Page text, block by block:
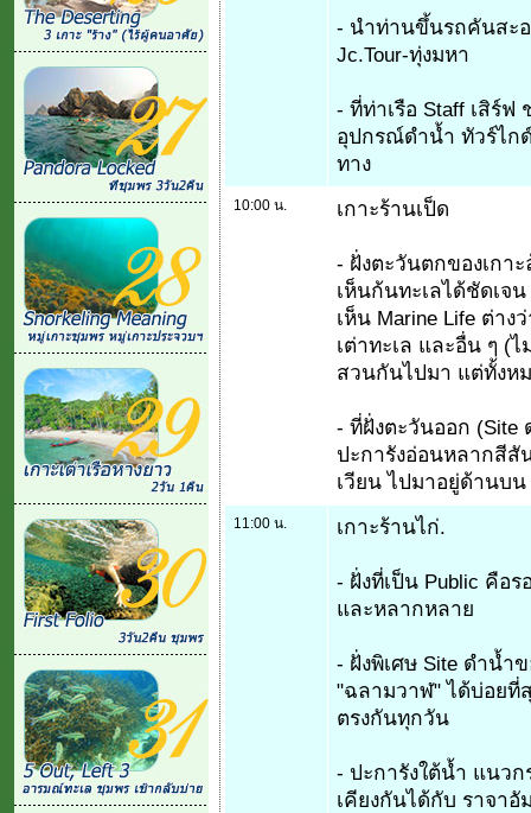
- นำท่านขึ้นรถคันสะอ
Jc.Tour-ทุ่งมหา
- ที่ท่าเรือ Staff เสิร์
อุปกรณ์ดำน้ำ ทัวร์ไก
ทาง
10:00 น. เกาะร้านเป็ด
- ฝั่งตะวันตกของเกา
เห็นก้นทะเลได้ชัดเจ
เห็น Marine Life ต่า
เต่าทะเล และอื่น ๆ (
สวนกันไปมา แต่ทั้งห
- ที่ฝั่งตะวันออก (Site
ปะการังอ่อนหลากสีสั
เวียน ไปมาอยู่ด้านบน
11:00 น. เกาะร้านไก่.
- ฝั่งที่เป็น Public คือ
และหลากหลาย
- ฝั่งพิเศษ Site ดำน้ำ
"ฉลามวาฬ" ได้บ่อยที่
ตรงกันทุกวัน
- ปะการังใต้น้ำ แนว
เคียงกันได้กับ ราจาอั